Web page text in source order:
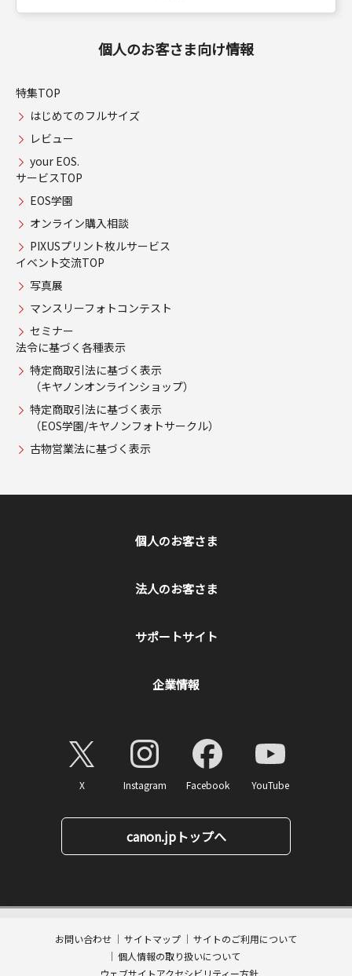
カートに入れる
個人のお客さま向け情報
特集TOP
はじめてのフルサイズ
レビュー
your EOS.
サービスTOP
EOS学園
オンライン購入相談
PIXUSプリント枚ルサービス
イベント交流TOP
写真展
マンスリーフォトコンテスト
セミナー
法令に基づく各種表示
特定商取引法に基づく表示
（キヤノンオンラインショップ）
特定商取引法に基づく表示
（EOS学園/キヤノンフォトサークル）
古物営業法に基づく表示
個人のお客さま
法人のお客さま
サポートサイト
企業情報
X Instagram Facebook YouTube
canon.jpトップへ
お問い合わせ サイトマップ
サイトのご利用について
個人情報の取り扱いについて
ウェブサイトアクセシビリティー方針